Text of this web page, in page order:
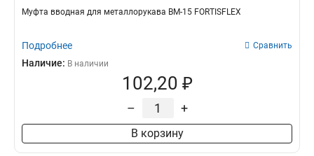
Муфта вводная для металлорукава ВМ-15 FORTISFLEX
Подробнее Сравнить
Наличие: В наличии
102,20 ₽
– +
В корзину